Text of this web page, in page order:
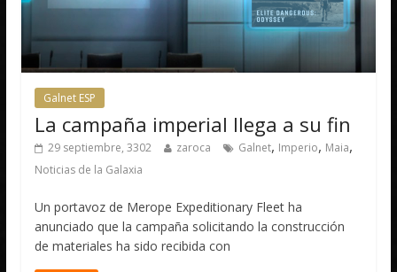
Galnet ESP
La campaña imperial llega a su fin
29 septiembre, 3302 zaroca Galnet, Imperio, Maia,
Noticias de la Galaxia
Un portavoz de Merope Expeditionary Fleet ha
anunciado que la campaña solicitando la construcción
de materiales ha sido recibida con